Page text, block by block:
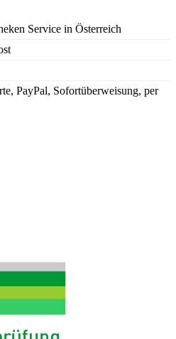
Service in Österreich
PayPal, Sofortüberweisung, per